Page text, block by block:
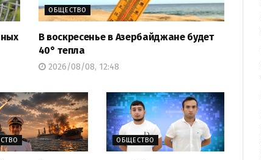
ОБЩЕСТВО
В воскресенье в Азербайджане будет
40° тепла
2026/08/08, 12:48
ОБЩЕСТВО